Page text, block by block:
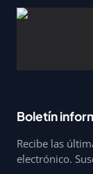
Boletín
Recibe las
electrónico.